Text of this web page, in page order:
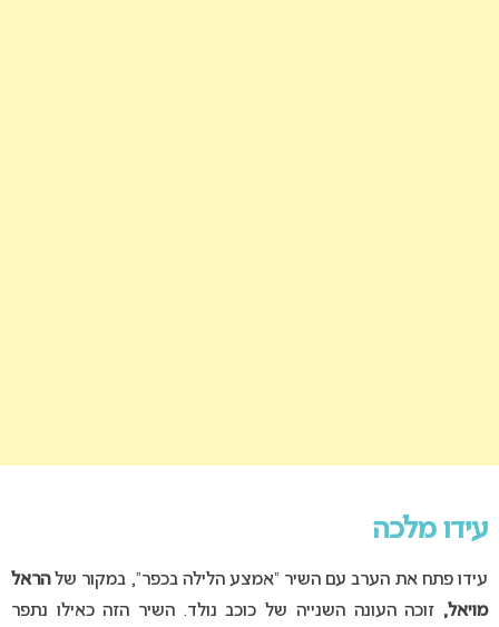
עידו מלכה
עידו פתח את הערב עם השיר “אמצע הלילה בכפר”, במקור של הראל
מויאל, זוכה העונה השנייה של כוכב נולד. השיר הזה כאילו נתפר